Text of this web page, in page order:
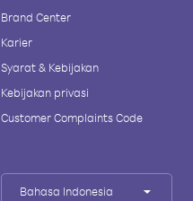
Brand Center
Karier
Syarat & Kebijakan
Kebijakan privasi
Customer Complaints Code
Bahasa Indonesia